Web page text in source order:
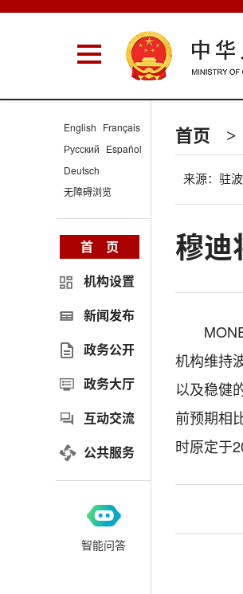
首页 >
来源：驻
穆迪
机构维持
以及稳健
前预期相
时原定于
English Français
Русский Español
Deutsch
无障碍浏览
首 页
机构设置
新闻发布
政务公开
政务大厅
互动交流
公共服务
智能问答